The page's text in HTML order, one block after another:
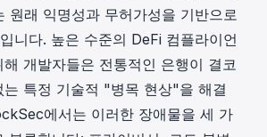
원래 익명성과 무허가성을 기반으로
니다. 높은 수준의 DeFi 컴플라이언
개발자들은 전통적인 은행이 결코
는 특정 기술적 "병목 현상"을 해결
에서는 이러한 장애물을 세 가